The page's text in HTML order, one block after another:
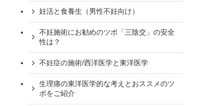
妊活と食養生（男性不妊向け）
不妊施術にお勧めのツボ「三陰交」の安全
性は？
不妊症の施術/西洋医学と東洋医学
生理痛の東洋医学的な考えとおススメのツ
ボをご紹介